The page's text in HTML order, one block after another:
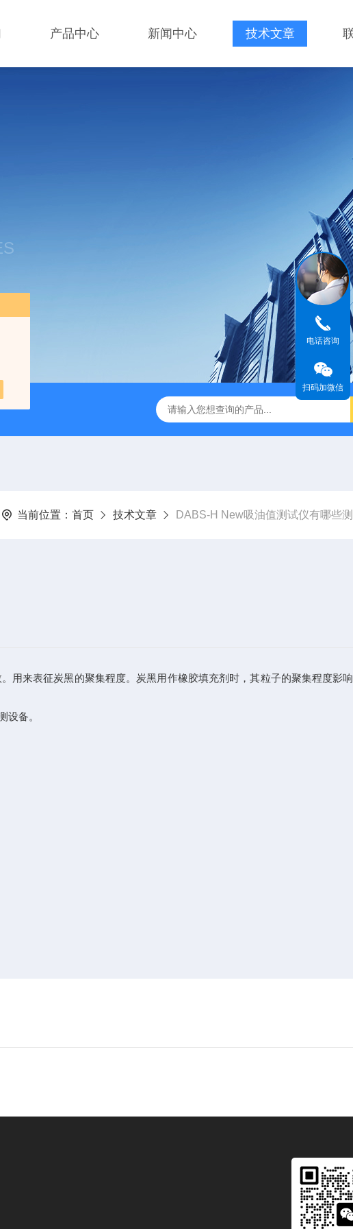
产品中心 新闻中心 技术文章
值测试仪/炭黑吸油计 A9,B9,C9,D9,E9,F9,H9SRB9 标准炭黑
当前位置： 首页 技术文章 DABS-H New吸油值测试仪有哪些
用来表征炭黑的聚集程度。炭黑用作橡胶填充剂时，其粒子的聚集程度影
设备。
电话咨询
扫码加微信